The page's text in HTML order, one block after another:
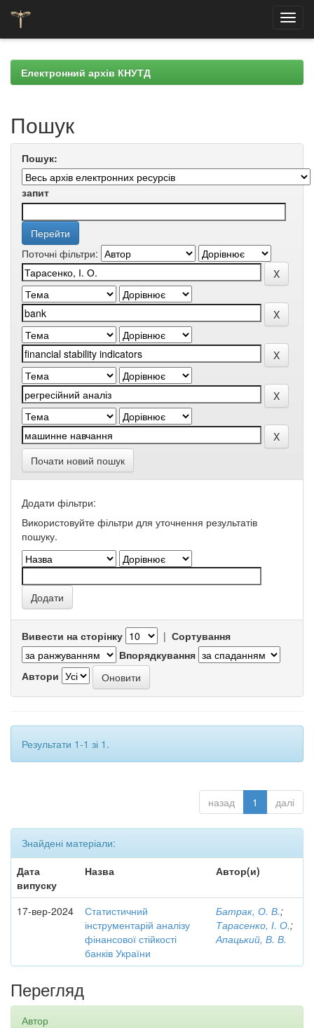
navigationЕлектронний архів КНУТД
Пошук
Пошук:
запит
Поточні фільтри:
Почати новий пошук
Додати фільтри:
Використовуйте фільтри для уточнення результатів
пошуку.
Вивести на сторінку | Сортування
Впорядкування
Автори
Результати 1-1 зі 1.
назад 1 далі
Знайдені матеріали:
Дата
випуску
Назва Автор(и)
17-вер-2024
Статистичний
інструментарій аналізу
фінансової стійкості
банків України
Батрак, О. В.;
Тарасенко, І. О.;
Апацький, В. В.
Перегляд
Автор